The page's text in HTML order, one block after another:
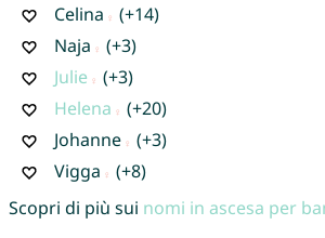
Celina
(+14)
Naja
(+3)
Julie
(+3)
Helena
(+20)
Johanne
(+3)
Vigga
(+8)
Scopri di più sui nomi in ascesa per